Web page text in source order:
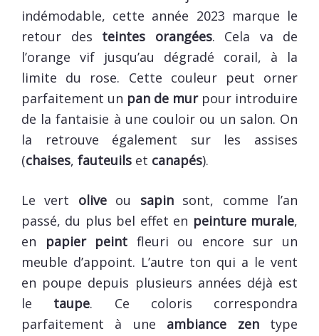
indémodable, cette année 2023 marque le
retour des teintes orangées. Cela va de
l’orange vif jusqu’au dégradé corail, à la
limite du rose. Cette couleur peut orner
parfaitement un pan de murpour introduire
de la fantaisie à une couloir ou un salon. On
la retrouve également sur les assises
(chaises, fauteuils et canapés).
Le vert oliveou sapinsont, comme l’an
passé, du plus bel effet en peinture murale,
en
papier peint fleuri ou encore sur un
meuble d’appoint. L’autre ton qui a le vent
en poupe depuis plusieurs années déjà est
le taupe. Ce coloris correspondra
parfaitement à une ambiance zentype